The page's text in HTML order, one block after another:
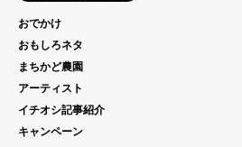
おでかけ
おもしろネタ
まちかど農園
アーティスト
イチオシ記事紹介
キャンペーン